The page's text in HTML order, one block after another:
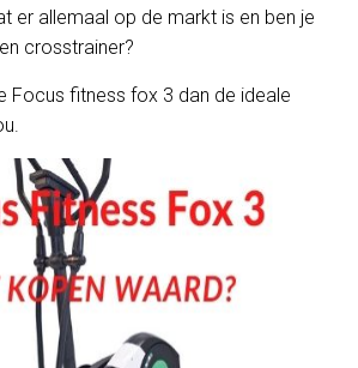
er allemaal op de markt is en ben je
crosstrainer?
Focus fitness fox 3 dan de ideale